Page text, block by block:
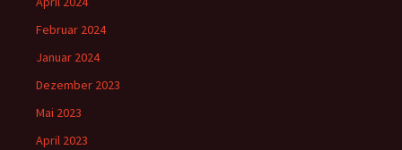
Februar 2024
Januar 2024
Dezember 2023
Mai 2023
April 2023